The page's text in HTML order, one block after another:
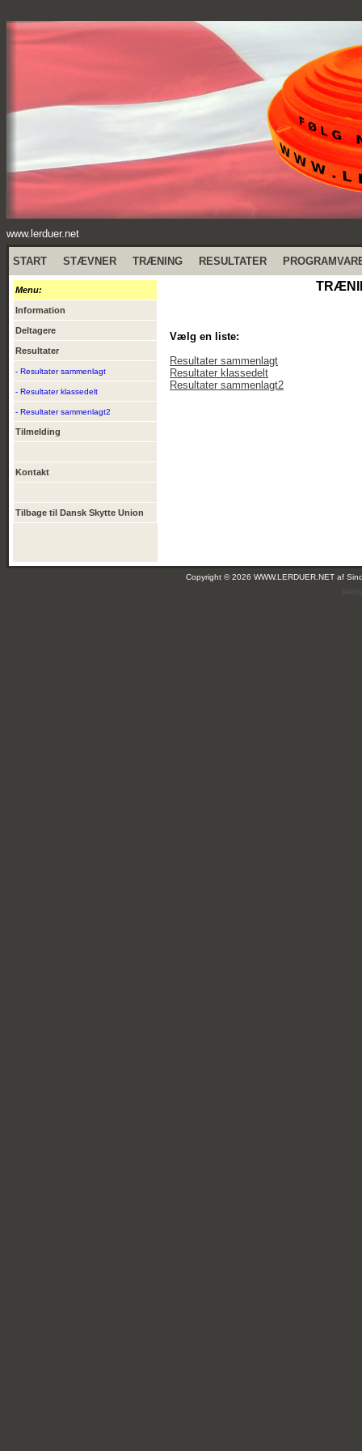
www.lerduer.net
START STÆVNER TRÆNING RESULTATER
Menu:
Information
Deltagere
Resultater
- Resultater sammenlagt
- Resultater klassedelt
- Resultater sammenlagt2
Tilmelding
Kontakt
Tilbage til Dansk Skytte Union
Vælg en liste:
Resultater sammenlagt
Resultater klassedelt
Resultater sammenlagt2
Copyright © 2026 WWW.LERDUER.NET af